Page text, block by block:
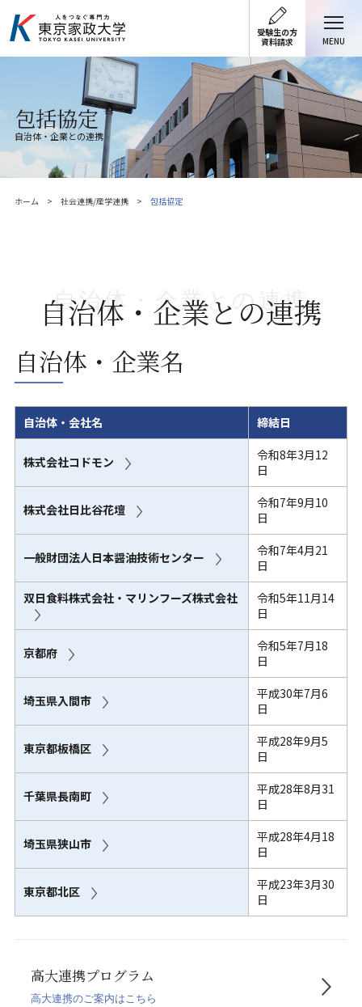
受験生の方
資料請求
MENU
包括協定
自治体・企業との連携
ホーム 社会連携/産学連携 包括協定
自治体・企業との連携
自治体・企業との連携
自治体・企業名
自治体・会社名 締結日
株式会社コドモン
令和8年3月12
日
株式会社日比谷花壇
令和7年9月10
日
一般財団法人日本醤油技術センター
令和7年4月21
日
双日食料株式会社・マリンフーズ株式会社
令和5年11月14
日
京都府
令和5年7月18
日
埼玉県入間市
平成30年7月6
日
東京都板橋区
平成28年9月5
日
千葉県長南町
平成28年8月31
日
埼玉県狭山市
平成28年4月18
日
東京都北区
平成23年3月30
日
高大連携プログラム
高大連携のご案内はこちら